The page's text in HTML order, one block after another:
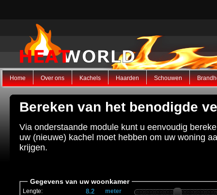
Home Over ons Kachels Haarden Schouwen
Bereken van het benodigde
Via onderstaande module kunt u eenvoudig
uw (nieuwe) kachel moet hebben om uw woning
krijgen.
Gegevens van uw woonkamer
Lengte: meter